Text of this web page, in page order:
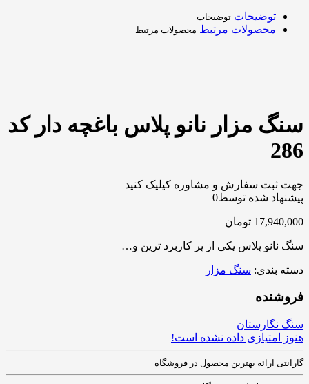
توضیحات توضیحات
محصولات مرتبط محصولات مرتبط
سنگ مزار نانو پلاس باغچه دار کد
286
جهت ثبت سفارش و مشاوره کیلیک کنید
پیشنهاد شده توسط0
17,940,000 تومان
سنگ نانو پلاس یکی از پر کاربرد ترین و…
دسته بندی: سنگ مزار
فروشنده
سنگ نگارستان
هنوز امتیازی داده نشده است!
گارانتی ارائه بهترین محصول در فروشگاه